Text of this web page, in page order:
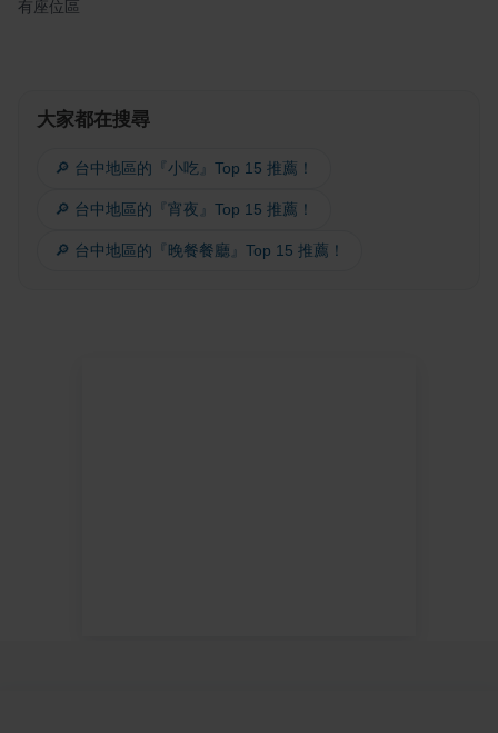
有座位區
大家都在搜尋
🔎 台中地區的『小吃』Top 15 推薦！
🔎 台中地區的『宵夜』Top 15 推薦！
🔎 台中地區的『晚餐餐廳』Top 15 推薦！